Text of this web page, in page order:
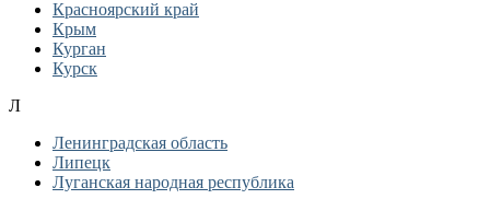
Красноярский край
Крым
Курган
Курск
Л
Ленинградская область
Липецк
Луганская народная республика